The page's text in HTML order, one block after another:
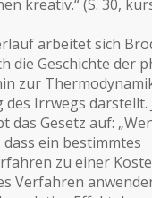
kreativ.“ (S. 30,
arbeitet sich
die Geschichte der
zur
des Irrwegs darstellt.
das Gesetz auf:
dass ein bestimmtes
zu einer
Verfahren